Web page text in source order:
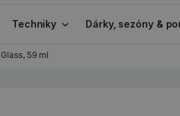
Techniky Dárky, sezóny &
59 ml